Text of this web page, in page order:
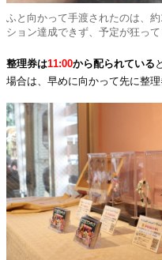
ふと向かって手渡されたのは、
ション達成できず、予定が狂っ
整理券は11:00から配られている
場合は、早めに向かって先に整